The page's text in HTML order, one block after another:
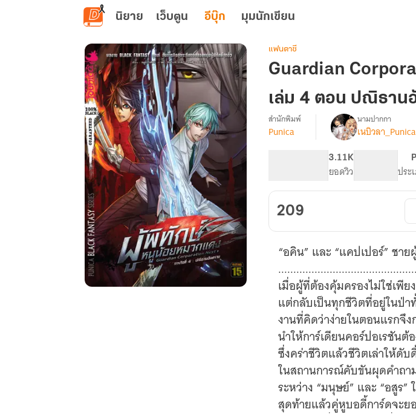
ข้ามไปยังเนื้อหาหลัก
นิยาย เว็บตูน อีบุ๊ก มุมนักเขียน
แฟนตาซี
Guardian
เล่ม 4 ตอน ปณิธาน
เรื่อง
Guardian
Corporation
สำนักพิมพ์
Punica
นามปากกา
เนบิวลา_Punica
3.11K
ยอดวิว ประ
209
“อคิน” และ “แคปเปอร์” ชา
เมื่อผู้ที่ต้องคุ้มครองไม่ใช่เพี
แต่กลับเป็นทุกชีวิตที่อยู่ในป่า
งานที่คิดว่าง่ายในตอนแรกจึ
นำให้การ์เดียนคอร์ปอเรชัน
ซึ่งคร่าชีวิตแล้วชีวิตเล่าให้ดับ
ในสถานการณ์คับขันผุดคำถ
ระหว่าง “มนุษย์” และ “อสูร
สุดท้ายแล้วคู่หูบอดี้การ์ดจะย